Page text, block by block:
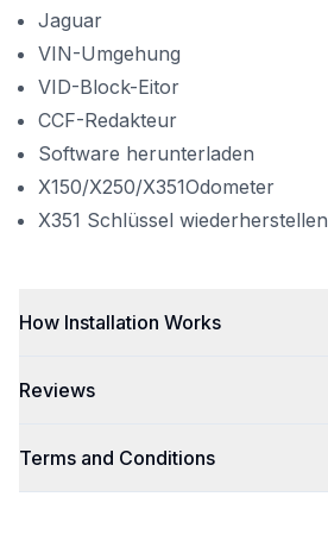
Jaguar
VIN-Umgehung
VID-Block-Eitor
CCF-Redakteur
Software herunterladen
X150/X250/X351Odometer
X351 Schlüssel wiederherstellen
How Installation Works
Reviews
Terms and Conditions